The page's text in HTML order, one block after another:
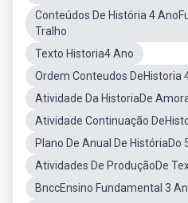
Conteúdos De História 4
Tralho
Texto Historia4 Ano
Ordem Conteudos DeHistoria
Atividade Da HistoriaDe
Atividade Continuação
Plano De Anual De HistóriaDo
Atividades De ProduçãoDe
BnccEnsino Fundamental 3